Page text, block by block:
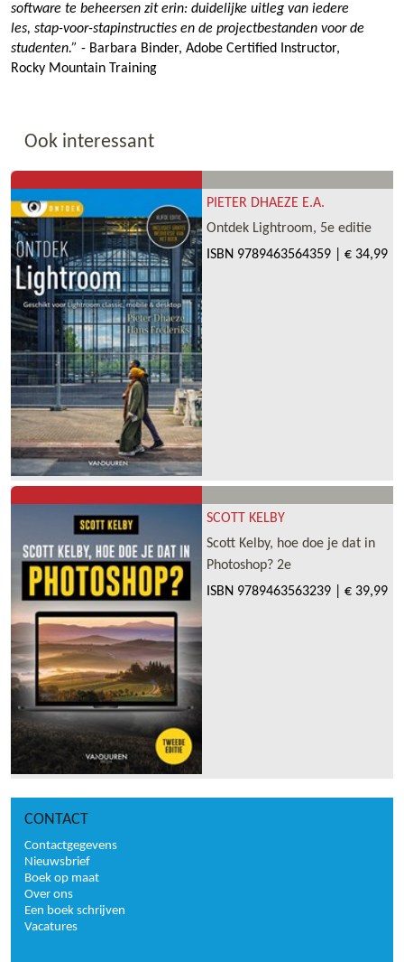
software te beheersen zit erin: duidelijke uitleg van iedere
les, stap-voor-stapinstructies en de projectbestanden voor de
studenten.” - Barbara Binder, Adobe Certified Instructor,
Rocky Mountain Training
Ook interessant
PIETER DHAEZE E.A.
Ontdek Lightroom, 5e editie
ISBN 9789463564359 € 34,99
SCOTT KELBY
Scott Kelby, hoe doe je dat in
Photoshop? 2e
ISBN 9789463563239 € 39,99
CONTACT
Contactgegevens
Nieuwsbrief
Boek op maat
Over ons
Een boek schrijven
Vacatures